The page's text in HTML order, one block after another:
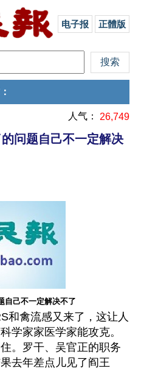
电子报 正體版
：
人气： 26,749
问题自己不一定解决
自己不一定解决不了
和禽流感又来了，这让人
学家家医学家能攻克。
。罗干、吴官正的职务
去年差点儿见了阎王